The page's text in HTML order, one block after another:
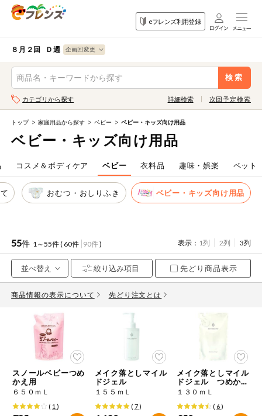
eフレンズ利用登録
ログイン
生協加入はこちら
登録から開始まで
注文番号注文
お気に入り注文
注文履歴注文
WEBカタログ
先着限定から探す
人気カテゴリ
８月２回 Ｄ週
検索
食品
から探す
目的
から探す
果物
野菜
肉・ハム・ソ
ーセージ
魚介・加工品
米・雑穀など
パン・ジャム
豆腐・納豆・
こんにゃく
冷凍食品
ミールキット
など
麺類
果物すべて
カテゴリから探す 詳細検索
検索条件を指定してください。全項目に条件を指定しなくて
も検索できます。
キーワード
キーワードをすべて含む
メーカー名
カテゴリ
特価情報
アレルゲン情報
特定原材料と特定原材料に準ずるものが含まれていない商品
次回予定検索
トップ 家庭用品から探す ベビー ベビー・キッズ向け用品
ベビー・キッズ向け用品
コスメ＆ボディケア ベビー 衣料品 趣味・娯楽 ペット
おむつ・おしりふき ベビー・キッズ向け用品
55件 1～55件 ( 60件 90件) 表示： 1列 2列 3列
先どり商品表示
商品情報の表示について 先どり注文とは
スノールベビーつめ
かえ用
６５０ｍＬ
( 1 )
メイク落としマイル
ドジェル
１５５ｍＬ
( 7)
メイク落としマイル
ドジェル つめかえ
用１３０ｍＬ
( 6)